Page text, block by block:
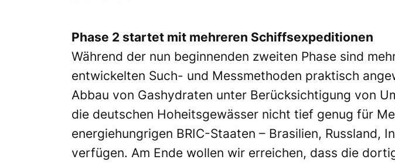
Phase 2 startet mit mehreren Schiffsexpeditionen
Während der nun beginnenden zweiten Phase sind
entwickelten Such- und Messmethoden praktisch
Abbau von Gashydraten unter Berücksichtigung von
die deutschen Hoheitsgewässer nicht tief genug für
energiehungrigen BRIC-Staaten – Brasilien, Russland,
verfügen. Am Ende wollen wir erreichen, dass die